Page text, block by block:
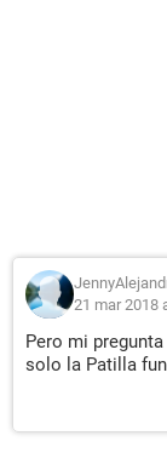
21 mar 2018
Pero mi
solo la Patilla